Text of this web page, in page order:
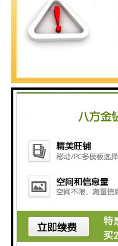
对于地处粤东北的梅
专业的国际物流服
国际物流作为一项系
它依托海运、空运、
尤其对于梅州发往
方案。